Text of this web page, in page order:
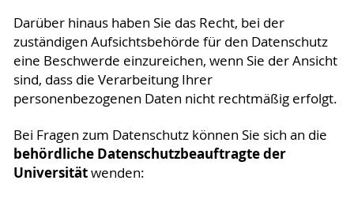
Darüber hinaus haben Sie das Recht, bei der
zuständigen Aufsichtsbehörde für den Datenschutz
eine Beschwerde einzureichen, wenn Sie der Ansicht
sind, dass die Verarbeitung Ihrer
personenbezogenen Daten nicht rechtmäßig erfolgt.
Bei Fragen zum Datenschutz können Sie sich an die
behördliche Datenschutzbeauftragte der
Universitätwenden: